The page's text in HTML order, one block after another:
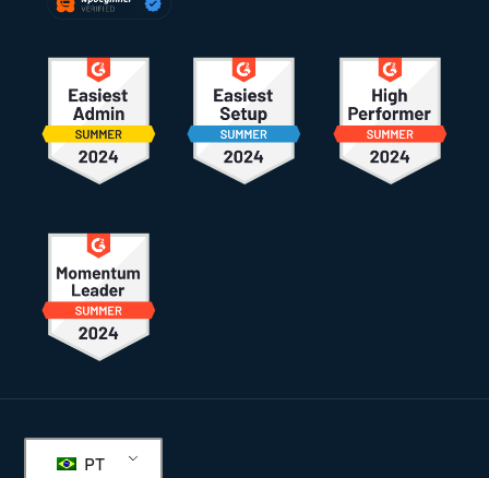
PT